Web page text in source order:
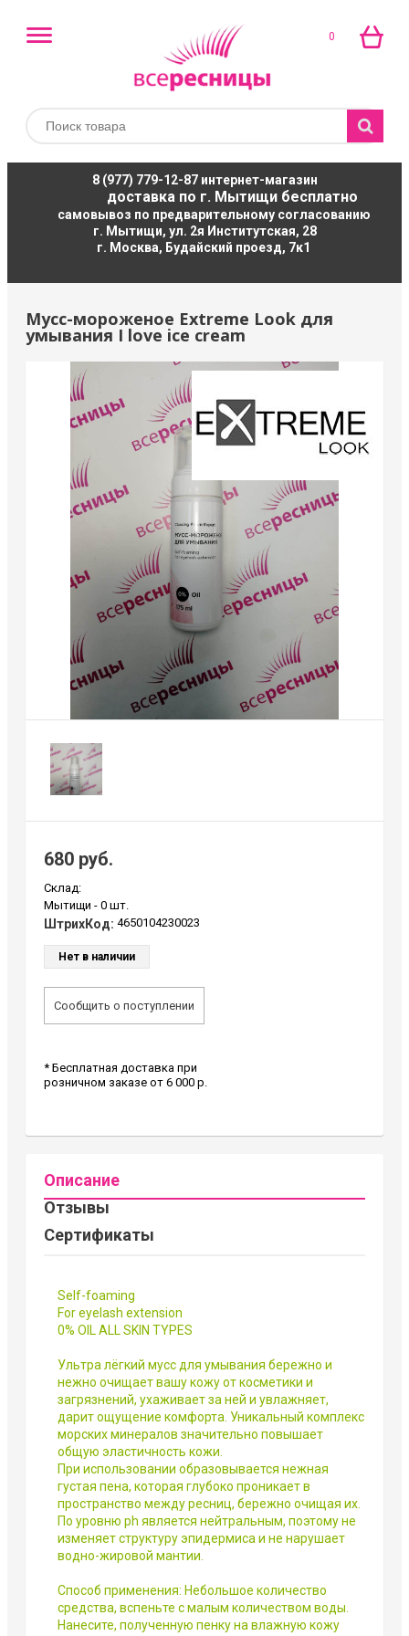
0
8 (977) 779-12-87интернет-магазин
доставка по г. Мытищи бесплатно
самовывоз по предварительному согласованию
г. Мытищи, ул. 2я Институтская, 28
г. Москва, Будайский проезд, 7к1
Мусс-мороженое Extreme Look для
умывания I love ice cream
680 руб.
Склад:
Мытищи - 0 шт.
ШтрихКод: 4650104230023
Нет в наличии
Сообщить о поступлении
* Бесплатная доставка при
розничном заказе от 6 000 р.
Описание
Отзывы
Сертификаты
Self-foaming
For eyelash extension
0% OIL ALL SKIN TYPES
Ультра лёгкий мусс для умывания бережно и
нежно очищает вашу кожу от косметики и
загрязнений, ухаживает за ней и увлажняет,
дарит ощущение комфорта. Уникальный комплекс
морских минералов значительно повышает
общую эластичность кожи.
При использовании образовывается нежная
густая пена, которая глубоко проникает в
пространство между ресниц, бережно очищая их.
По уровню ph является нейтральным, поэтому не
изменяет структуру эпидермиса и не нарушает
водно-жировой мантии.
Способ применения: Небольшое количество
средства, вспеньте с малым количеством воды.
Нанесите, полученную пенку на влажную кожу